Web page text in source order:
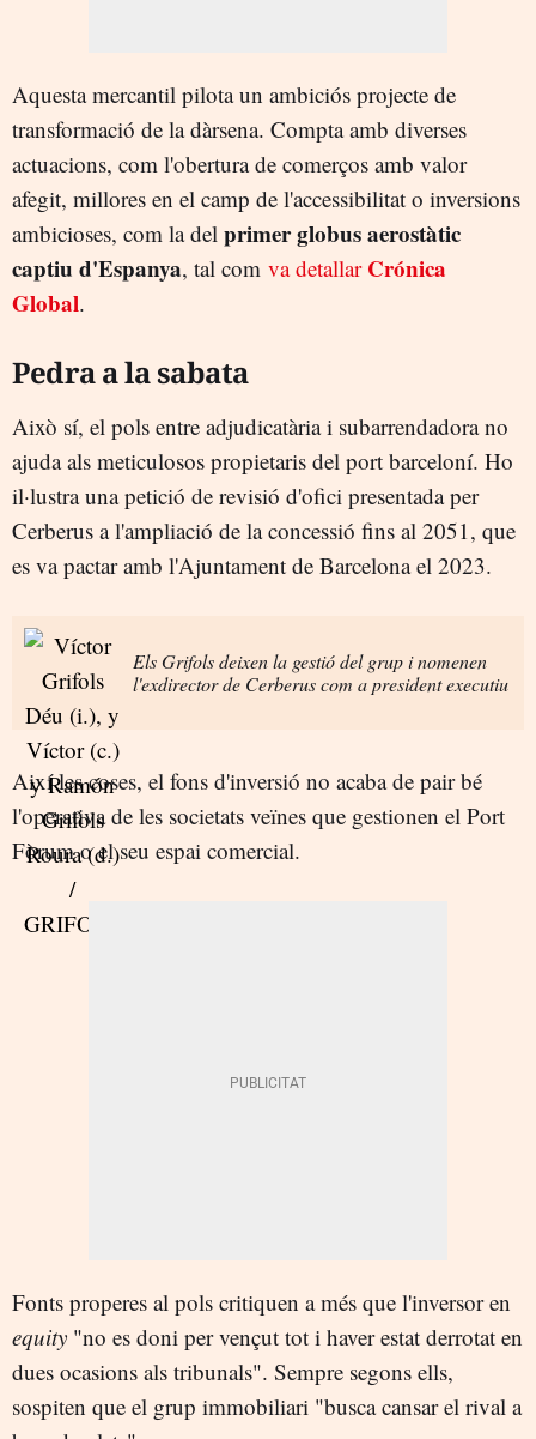
Aquesta mercantil pilota un ambiciós projecte de
transformació de la dàrsena. Compta amb diverses
actuacions, com l'obertura de comerços amb valor
afegit, millores en el camp de l'accessibilitat o inversions
ambicioses, com la del primer globus aerostàtic
captiu d'Espanya, tal com va detallar Crónica
Global.
Pedra a la sabata
Això sí, el pols entre adjudicatària i subarrendadora no
ajuda als meticulosos propietaris del port barceloní. Ho
il·lustra una petició de revisió d'ofici presentada per
Cerberus a l'ampliació de la concessió fins al 2051, que
es va pactar amb l'Ajuntament de Barcelona el 2023.
Els Grifols deixen la gestió del grup i nomenen
l'exdirector de Cerberus com a president executiu
Així les coses, el fons d'inversió no acaba de pair bé
l'operativa de les societats veïnes que gestionen el Port
Fòrum o el seu espai comercial.
Fonts properes al pols critiquen a més que l'inversor en
equity "no es doni per vençut tot i haver estat derrotat en
dues ocasions als tribunals". Sempre segons ells,
sospiten que el grup immobiliari "busca cansar el rival a